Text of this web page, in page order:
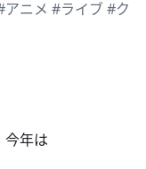
アニメ #ライブ #ク
今年は